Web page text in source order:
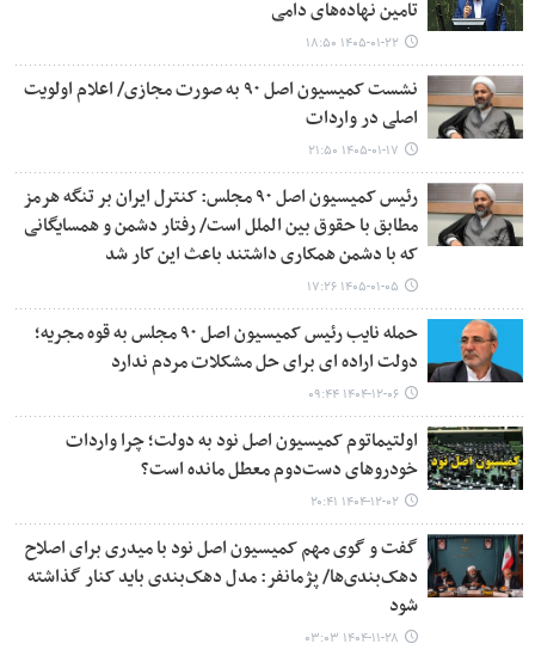
تامین نهاده‌های دامی
۱۴۰۵-۰۱-۲۲ ۱۸:۵۰
نشست کمیسیون اصل ۹۰ به صورت مجازی/ اعلام اولویت
اصلی در واردات
۱۴۰۵-۰۱-۱۷ ۲۱:۵۰
رئیس کمیسیون اصل ۹۰ مجلس: کنترل ایران بر تنگه هرمز
مطابق با حقوق بین الملل است/ رفتار دشمن و همسایگانی
که با دشمن همکاری داشتند باعث این کار شد
۱۴۰۵-۰۱-۰۵ ۱۷:۲۶
حمله نایب ‌رئیس کمیسیون اصل ۹۰ مجلس به قوه مجریه؛
دولت اراده ای برای حل مشکلات مردم ندارد
۱۴۰۴-۱۲-۰۶ ۰۹:۴۴
اولتیماتوم کمیسیون اصل نود به دولت؛ چرا واردات
خودروهای دست‌دوم معطل مانده است؟
۱۴۰۴-۱۲-۰۲ ۲۰:۴۱
گفت و گوی مهم کمیسیون اصل نود با میدری برای اصلاح
دهک‌بندی‌ها/ پژمانفر: مدل دهک‌بندی باید کنار گذاشته
شود
۱۴۰۴-۱۱-۲۸ ۰۳:۰۳